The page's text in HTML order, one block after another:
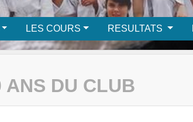
LES COURS RESULTATS
ANS DU CLUB